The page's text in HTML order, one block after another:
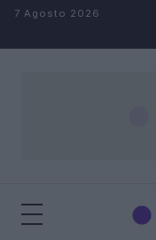
Salta al contenuto
7 Agosto 2026